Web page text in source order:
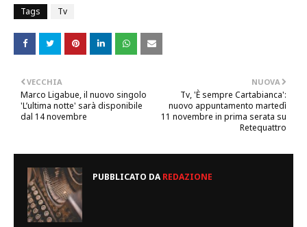
Tags Tv
NUOVA
Tv, 'È sempre Cartabianca':
nuovo appuntamento martedì
11 novembre in prima serata su
Retequattro
VECCHIA
Marco Ligabue, il nuovo singolo
'L’ultima notte' sarà disponibile
dal 14 novembre
PUBBLICATO DAREDAZIONE